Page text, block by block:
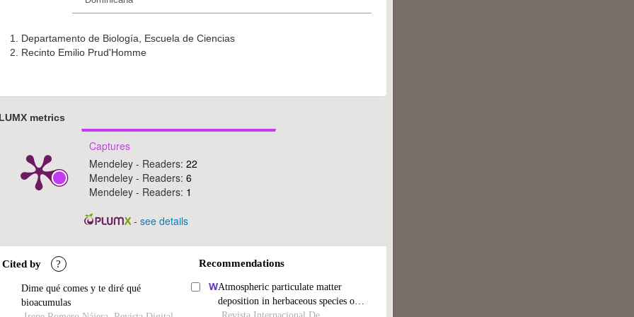
1. Departamento de Biología, Escuela de Ciencias
2. Recinto Emilio Prud'Homme
metrics
Captures
Mendeley - Readers: 22
Mendeley - Readers: 6
Mendeley - Readers: 1
- see details